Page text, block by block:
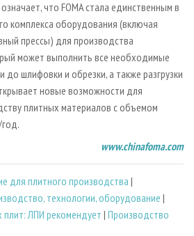
что FOMA стала единственным в
комплекса оборудования (включая
прессы) для производства
может выполнить все необходимые
до шлифовки и обрезки, а также разгрузки
новые возможности для
плитных материалов с объемом
www.chinafoma.com
для плитного производства |
технологии, оборудование |
ЛПИ рекомендует | Производство